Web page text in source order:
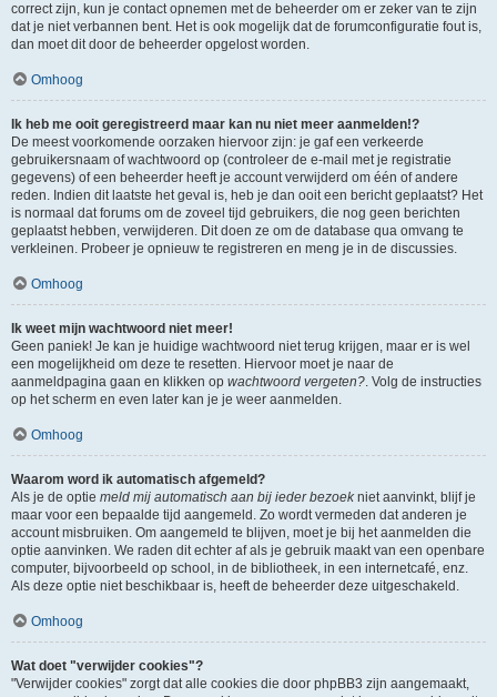
correct zijn, kun je contact opnemen met de beheerder om er zeker van te zijn
dat je niet verbannen bent. Het is ook mogelijk dat de forumconfiguratie fout is,
dan moet dit door de beheerder opgelost worden.
Omhoog
Ik heb me ooit geregistreerd maar kan nu niet meer aanmelden!?
De meest voorkomende oorzaken hiervoor zijn: je gaf een verkeerde
gebruikersnaam of wachtwoord op (controleer de e-mail met je registratie
gegevens) of een beheerder heeft je account verwijderd om één of andere
reden. Indien dit laatste het geval is, heb je dan ooit een bericht geplaatst? Het
is normaal dat forums om de zoveel tijd gebruikers, die nog geen berichten
geplaatst hebben, verwijderen. Dit doen ze om de database qua omvang te
verkleinen. Probeer je opnieuw te registreren en meng je in de discussies.
Omhoog
Ik weet mijn wachtwoord niet meer!
Geen paniek! Je kan je huidige wachtwoord niet terug krijgen, maar er is wel
een mogelijkheid om deze te resetten. Hiervoor moet je naar de
aanmeldpagina gaan en klikken op wachtwoord vergeten?. Volg de instructies
op het scherm en even later kan je je weer aanmelden.
Omhoog
Waarom word ik automatisch afgemeld?
Als je de optie meld mij automatisch aan bij ieder bezoekniet aanvinkt, blijf je
maar voor een bepaalde tijd aangemeld. Zo wordt vermeden dat anderen je
account misbruiken. Om aangemeld te blijven, moet je bij het aanmelden die
optie aanvinken. We raden dit echter af als je gebruik maakt van een openbare
computer, bijvoorbeeld op school, in de bibliotheek, in een internetcafé, enz.
Als deze optie niet beschikbaar is, heeft de beheerder deze uitgeschakeld.
Omhoog
Wat doet "verwijder cookies"?
"Verwijder cookies" zorgt dat alle cookies die door phpBB3 zijn aangemaakt,